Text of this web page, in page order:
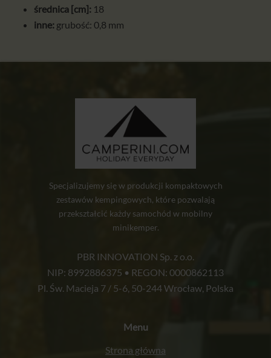
średnica [cm]: 18
inne: grubość: 0,8 mm
Specjalizujemy się w produkcji kompaktowych
zestawów kempingowych, które pozwalają
przekształcić każdy samochód w mobilny
minikemper.
PBR INNOVATION Sp. z o.o.
NIP: 8992886375 • REGON: 0000862113
Pl. Św. Macieja 7 / 5-6, 50-244 Wrocław, Polska
Menu
Strona główna